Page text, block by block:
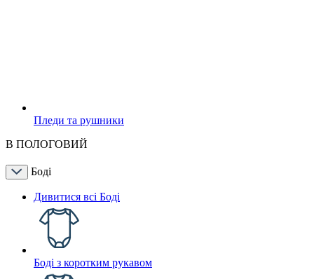
Пледи та рушники
В ПОЛОГОВИЙ
Боді
Дивитися всі Боді
Боді з коротким рукавом